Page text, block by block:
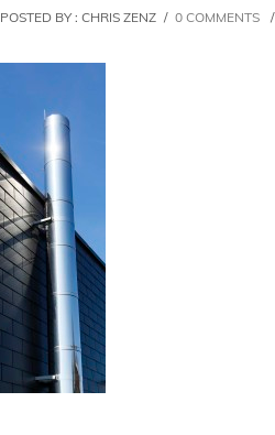
POSTED BY : CHRIS ZENZ / 0 COMMENTS /